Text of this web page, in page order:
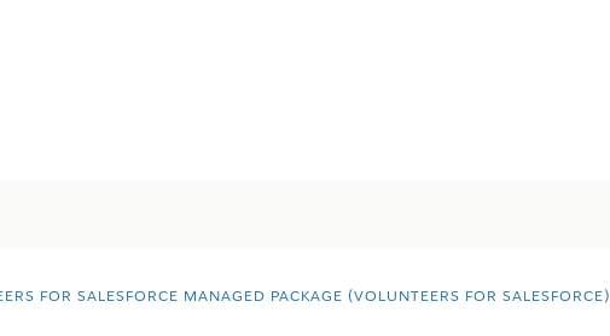
FOR SALESFORCE MANAGED PACKAGE (VOLUNTEERS FOR SALESFORCE)